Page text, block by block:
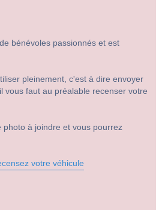
bénévoles passionnés et est
pleinement, c'est à dire envoyer
vous faut au préalable recenser votre
photo à joindre et vous pourrez
votre véhicule